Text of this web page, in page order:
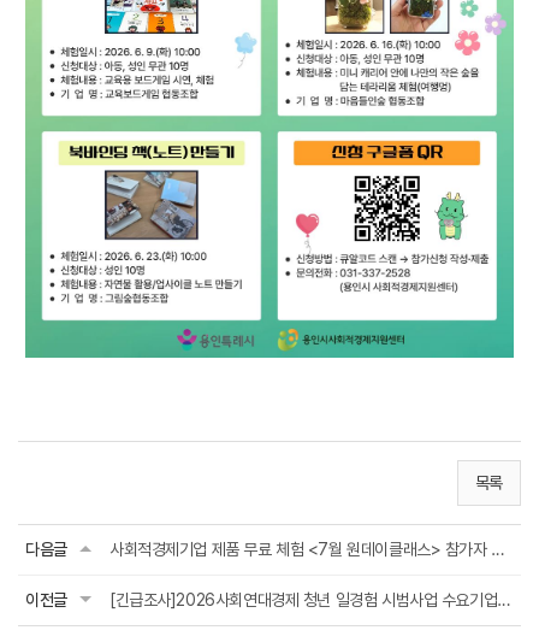
목록
다음글 사회적경제기업 제품 무료 체험 <7월 원데이클래스> 참가자 모집(6. 26.(금) 오후 5시...
이전글 [긴급조사]2026사회연대경제 청년 일경험 시범사업 수요기업 사전조사